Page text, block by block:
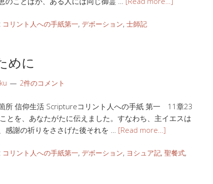
コリント人への手紙第一, デボーション, 士師記
めに
2件のコメント
所 信仰生活 Scriptureコリント人への手紙 第一 11章23
とを、あなたがたに伝えました。すなわち、主イエスは
感謝の祈りをささげた後それを … [Read more…]
コリント人への手紙第一, デボーション, ヨシュア記, 聖餐式,